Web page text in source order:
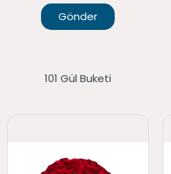
Gönder
101 Gül Buketi